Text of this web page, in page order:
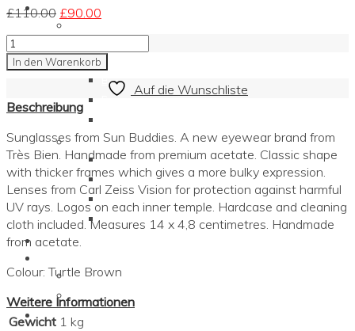
SYSTEMICS™
Für Einzelpersonen
Brain Models
Diagramm Sozialen Lernerns
Für Unternehmen
Neuro Consulting
Neuro Mediation / Supervision
TURBO2™ Compact Training
„Diversity Matters!“
Aktuelles
Gründer
Trainer
Kontakt
£110.00 Ursprünglicher
Preis
£110.00
£90.00
Sun
Buddies
01
quantity
In den Warenkorb
Auf die Wunschliste
Beschreibung
Sunglasses from Sun Buddies. A new eyewear brand from
Très Bien. Handmade from premium acetate. Classic shape
with thicker frames which gives a more bulky expression.
Lenses from Carl Zeiss Vision for protection against harmful
UV rays. Logos on each inner temple. Hardcase and cleaning
cloth included. Measures 14 x 4,8 centimetres. Handmade
from acetate.
Colour: Turtle Brown
Weitere Informationen
Gewicht 1 kg